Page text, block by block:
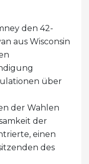
den 42-
aus Wisconsin
über
der Wahlen
der
einen
des